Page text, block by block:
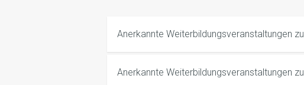
Anerkannte Weiterbildungsveranstaltungen
Anerkannte Weiterbildungsveranstaltungen